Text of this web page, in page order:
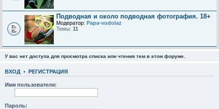
Подводная и около подводная фотография. 18+
Модератор: Papa-vodolaz
Темы: 11
У вас нет доступа для просмотра списка или чтения тем в этом форуме.
ВХОД • РЕГИСТРАЦИЯ
Имя пользователя:
Пароль: